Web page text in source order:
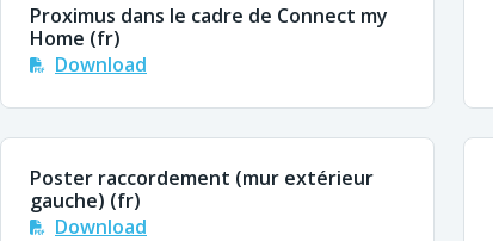
Proximus dans le cadre de Connect my
Home (fr)
Download
Poster raccordement (mur extérieur
gauche) (fr)
Download